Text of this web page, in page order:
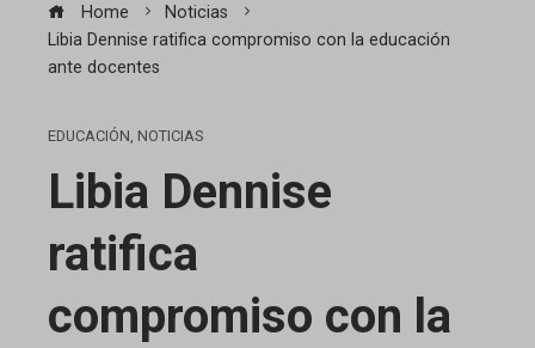
Home
Noticias
Libia Dennise ratifica compromiso con la educación
ante docentes
EDUCACIÓN NOTICIAS
Libia Dennise
ratifica
compromiso con la